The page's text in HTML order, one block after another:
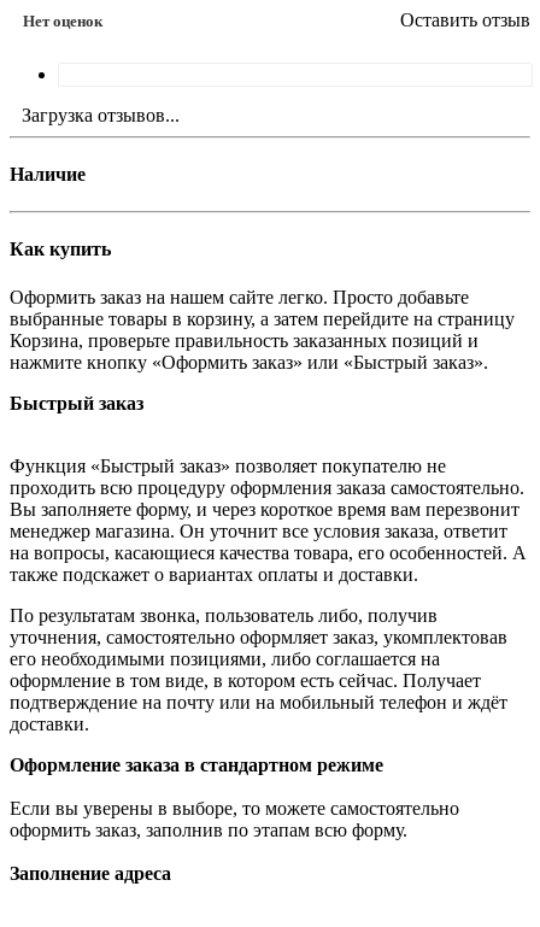
Нет оценок Оставить отзыв
Загрузка отзывов...
Наличие
Как купить
Оформить заказ на нашем сайте легко. Просто добавьте
выбранные товары в корзину, а затем перейдите на страницу
Корзина, проверьте правильность заказанных позиций и
нажмите кнопку «Оформить заказ» или «Быстрый заказ».
Быстрый заказ
Функция «Быстрый заказ» позволяет покупателю не
проходить всю процедуру оформления заказа самостоятельно.
Вы заполняете форму, и через короткое время вам перезвонит
менеджер магазина. Он уточнит все условия заказа, ответит
на вопросы, касающиеся качества товара, его особенностей. А
также подскажет о вариантах оплаты и доставки.
По результатам звонка, пользователь либо, получив
уточнения, самостоятельно оформляет заказ, укомплектовав
его необходимыми позициями, либо соглашается на
оформление в том виде, в котором есть сейчас. Получает
подтверждение на почту или на мобильный телефон и ждёт
доставки.
Оформление заказа в стандартном режиме
Если вы уверены в выборе, то можете самостоятельно
оформить заказ, заполнив по этапам всю форму.
Заполнение адреса